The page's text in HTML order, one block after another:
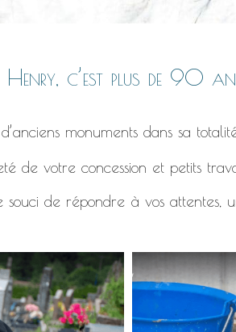
c’est plus de 90 ans
monuments dans sa
de votre concession et petits
de répondre à vos attentes,